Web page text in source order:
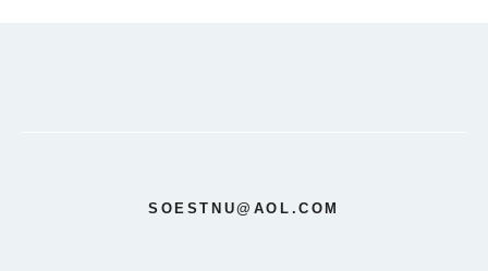
SOESTNU@AOL.COM